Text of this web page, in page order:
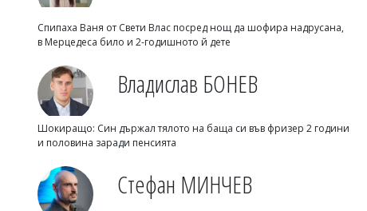
Спипаха Ваня от Свети Влас посред нощ да шофира надрусана,
в Мерцедеса било и 2-годишното й дете
Владислав БОНЕВ
Шокиращо: Син държал тялото на баща си във фризер 2 години
и половина заради пенсията
Стефан МИНЧЕВ